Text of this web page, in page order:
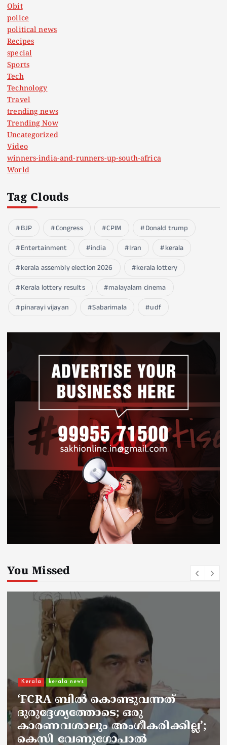
Obit
police
political news
Recipes
special
Sports
Tech
Technology
Travel
trending news
Trending Now
Uncategorized
Video
winners-india-and-runners-up-south-africa
World
Tag Clouds
BJP Congress CPIM
Donald trump
Entertainment
india Iran
kerala
kerala assembly election 2026
kerala lottery
Kerala lottery results
malayalam cinema
pinarayi vijayan
Sabarimala udf
You Missed
kerala news
ചാലിശേരിയില്‍ സര്‍ക്കാര്‍
ജനകീയ ആരോഗ്യകേന്ദ്രത്തില്‍
നഴ്സിന് അണലിയുടെ കടിയേറ്റു;
അണലിയുടെ കടിയേറ്റത്
ഡ്യൂട്ടിക്കിടെ